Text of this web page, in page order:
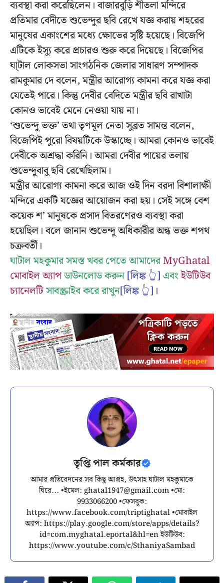
ব্যবস্থা করা করেছিলেন। বাজারবুড়ি শীতলা মন্দিরে
প্রতিমার বেদীতে শুভেন্দুর ছবি রেখে যজ্ঞ করায় শহরের
মানুষের একাংশের মধ্যে ক্ষোভের সৃষ্টি হয়েছে। বিজেপি
এটিকে ইস্যু করে প্রচারও শুরু করে দিয়েছে। বিজেপির
ঘা্টাল লোকসভা সাংগঠনিক জেলার সাধারণ সম্পাদক
রামকুমার দে বলেন, মন্ত্রীর আরোগ্য কামনা করে যজ্ঞ করা
যেতেই পারে। কিন্তু দেবীর বেদিতে মন্ত্রীর ছবি রাখাটা
কোনও ভাবেই মেনে নেওয়া যায় না।
‘শুভেন্দু ভক্ত’ তথা তৃণমূল নেতা সুব্রত সামন্ত বলেন,
বিজেপিই পুরো বিষয়টিকে উস্কাচ্ছে। আমরা কোনও ভাবেই
দেবীকে অশ্রদ্ধা করিনি। আমরা দেবীর পায়ের তলায়
শুভেন্দুবাবু ছবি রেখেছিলাম।
মন্ত্রীর আরোগ্য কামনা করে আজ ওই দিন বরদা বিশালাক্ষী
মন্দিরে একটি যজ্ঞের আয়োজন করা হয়। সেই সঙ্গে বেশ
কয়েক শ’ মানুষকে প্রসাদ বিতরণেরও ব্যবস্থা করা
হয়েছিল। বলে জানান শুভেন্দু অধিকারীর অন্ধ ভক্ত শপথ
চক্রবর্তী।
ঘাটাল মহকুমার সমস্ত খবর পেতে আমাদেরMyGhatal
মোবাইল অ্যাপডাউনলোড করুন[লিঙ্ক 👆] এবংইউটিউব
চ্যানেলটিসাবস্ক্রাইব করে রাখুন[লিঙ্ক 👆] ।
তৃপ্তি পাল কর্মকার
আমার প্রতিবেদনের সব কিছু আগ্রহ, উৎসাহ ঘাটাল মহকুমাকে
ঘিরে... •ইমেল: ghatal1947@gmail.com•মো:
9933066200 •ফেসবুক:
https://www.facebook.com/triptighatal •মোবাইল
অ্যাপ: https://play.google.com/store/apps/details?
id=com.myghatal.eportal&hl=en ইউটিউব:
https://www.youtube.com/c/SthaniyaSambad